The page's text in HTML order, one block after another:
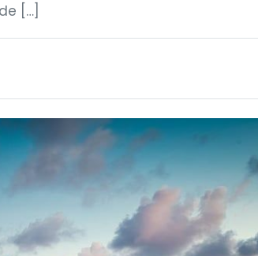
[…]